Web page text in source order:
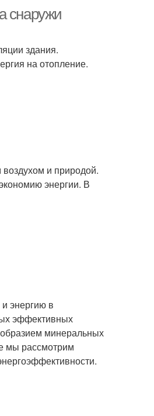
снаружи
здания.
на отопление.
и природой.
энергии. В
энергию в
эффективных
минеральных
мы рассмотрим